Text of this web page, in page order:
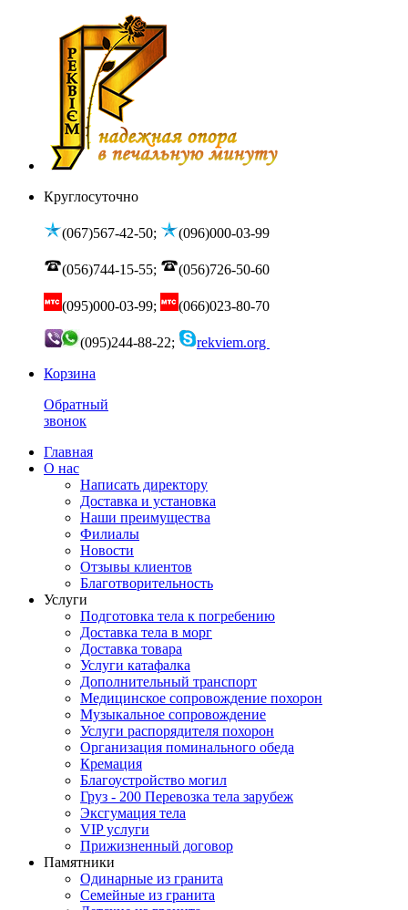
Круглосуточно
(067)567-42-50; (096)000-03-99
(056)744-15-55; (056)726-50-60
(095)000-03-99; (066)023-80-70
(095)244-88-22;
rekviem.org
Корзина
Обратный
звонок
Главная
О нас
Написать директору
Доставка и установка
Наши преимущества
Филиалы
Новости
Отзывы клиентов
Благотворительность
Услуги
Подготовка тела к погребению
Доставка тела в морг
Доставка товара
Услуги катафалка
Дополнительный транспорт
Медицинское сопровождение похорон
Музыкальное сопровождение
Услуги распорядителя похорон
Организация поминального обеда
Кремация
Благоустройство могил
Груз - 200 Перевозка тела зарубеж
Эксгумация тела
VIP услуги
Прижизненный договор
Памятники
Одинарные из гранита
Семейные из гранита